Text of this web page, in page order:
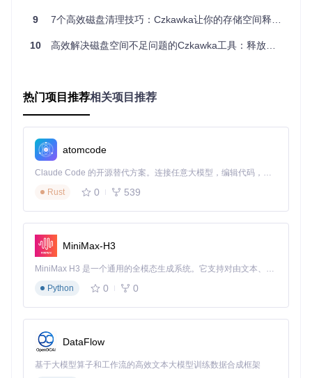
本。
快速体验：
点击"扫描"并等待结果，一键选择重复项进行清理
💡技巧提示：使用"按路径规则自动选择"功能，可设置保留特
定目录下的文件，如优先保留"文档/定稿"文件夹中的文件。
相似图片管理：告别"拍照一时爽，整理火葬场"
问题：相册中大量相似的照片（不同角度、轻微编辑、重复保
存）占用存储空间，手动筛选效率低下。
解决方案：Czkawka的相似图片识别功能采用感知哈希算法，
能够识别旋转、裁剪、滤镜处理后的相似图片，支持0-100%
的相似度阈值调节。
原理简析
计算其哈希值，再比较不同图片哈希值的汉明距离来判断相似
度，既保证了识别准确性，又大大降低了计算资源消耗。
快速体验：
在主界面选择"相似图片"功能
添加图片目录并设置相似度阈值（建议85%）
扫描完成后，通过预览功能对比相似图片并删除冗余项
9 7个高效磁盘清理技巧：Czkawka让你的存储空间释放30%以上
10 高效解决磁盘空间不足问题的Czkawka工具：释放电脑存储空间的全方位解决方案
热门项目推荐相关项目推荐
atomcode
Claude Code 的开源替代方案。连接任意大模型，编辑代码，运行命令，自动验证 — 全自动执行。用 Rust 构建，极致性能。 ｜ An open-source alternative to Claude Code. Connect any LLM, edit code, run commands, and verify changes — autonomously. Built in Rust for speed. Get Started
Rust
0 539
MiniMax-H3
MiniMax H3 是一个通用的全模态生成系统。它支持对由文本、图像、视频和音频组成的多模态上下文进行统一理解，并能生成分辨率高达 2K、时长可达 15 秒的带原生立体声音频的视频。得益于面向任务泛化的系统设计，H3 在预训练阶段就已具备广泛的多模态上下文理解与生成能力，能够出色地执行复杂的多模态指令。
Python
0 0
DataFlow
基于大模型算子和工作流的高效文本大模型训练数据合成框架